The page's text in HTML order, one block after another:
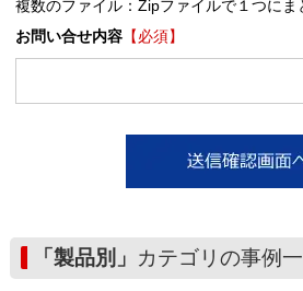
複数のファイル：Zipファイルで１つにま
お問い合せ内容【必須】
「製品別」 カテゴリの事例